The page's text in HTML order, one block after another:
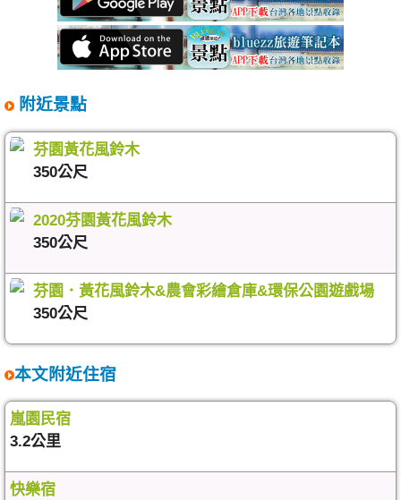
附近景點
芬園黃花風鈴木
350公尺
2020芬園黃花風鈴木
350公尺
芬園．黃花風鈴木&農會彩繪倉庫&環保公園遊戲場
350公尺
本文附近住宿
嵐園民宿
3.2公里
快樂宿